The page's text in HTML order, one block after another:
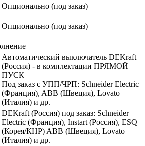
Опционально (под заказ)
Опционально (под заказ)
Автоматический выключатель DEKraft
(Россия) - в комплектации ПРЯМОЙ
ПУСК
Под заказ с УПП/ЧРП: Schneider Electric
(Франция), ABB (Швеция), Lovato
(Италия) и др.
DEKraft (Россия) под заказ: Schneider
Electric (Франция), Instart (Россия), ESQ
(Корея/КНР) ABB (Швеция), Lovato
(Италия) и др.